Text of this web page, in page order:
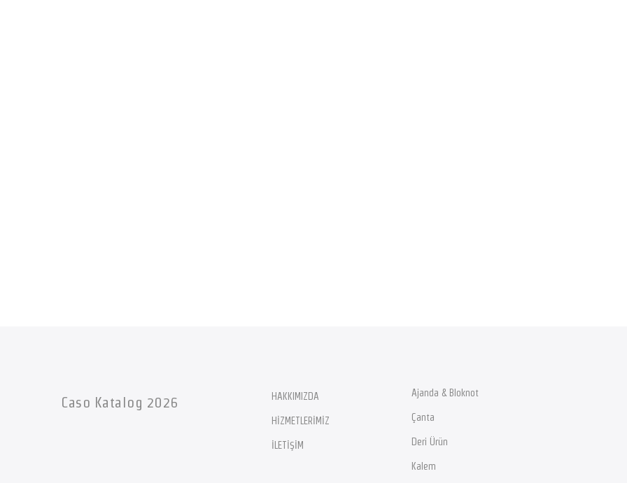
Caso Katalog 2026 HAKKIMIZDA
HİZMETLERİMİZ
İLETİŞİM
Ajanda & Bloknot
Çanta
Deri Ürün
Kalem